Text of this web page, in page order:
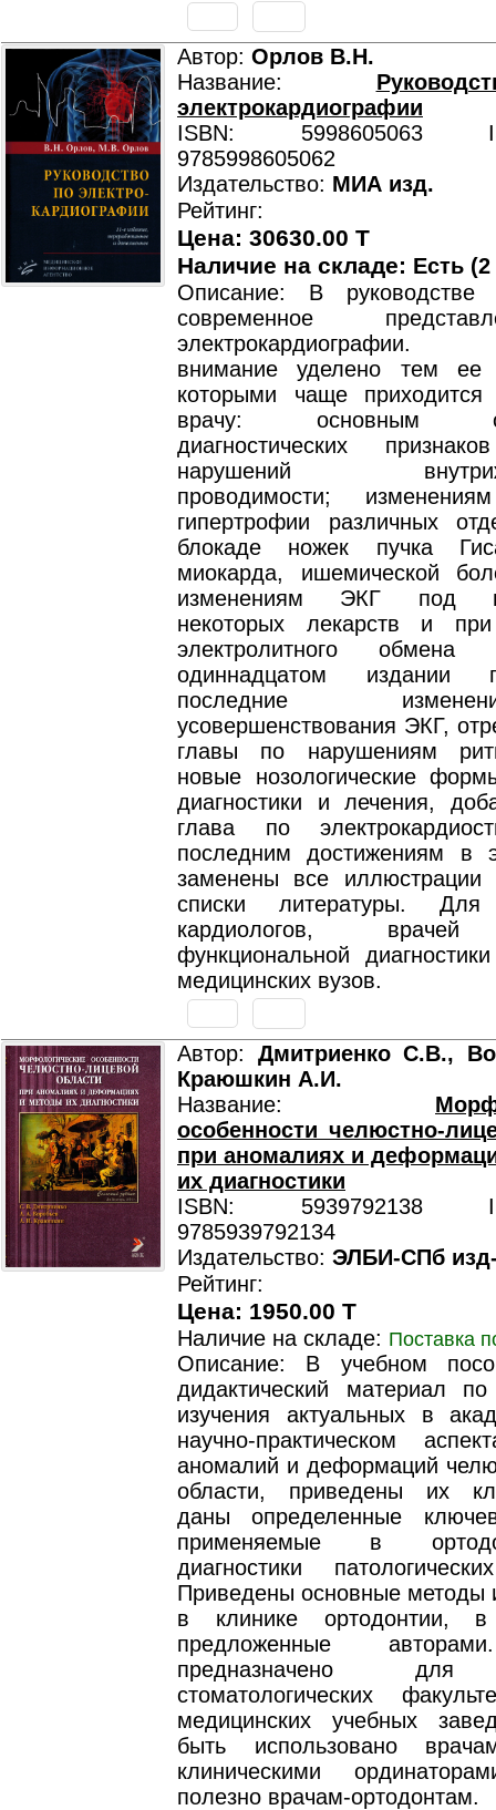
Автор: Орлов В.Н.
Название:
электрокардиографии
ISBN: 5998605063
9785998605062
Издательство: МИА изд.
Рейтинг:
Цена: 30630.00 T
Наличие на складе: Есть
Описание: В руководстве
современное
электрокардиографии.
внимание уделено тем ее
которыми чаще приходится
врачу: основным
диагностических
нарушений
проводимости;
гипертрофии различных
блокаде ножек пучка
миокарда, ишемической
изменениям ЭКГ под
некоторых лекарств и
электролитного
одиннадцатом издании
последние
усовершенствования ЭКГ,
главы по нарушениям
новые нозологические
диагностики и лечения,
глава по
последним достижениям в
заменены все
списки литературы. Для
кардиологов, врачей
функциональной
медицинских вузов.
Автор: Дмитриенко С.В.,
Краюшкин А.И.
Название:
особенности челюстно-
при аномалиях и
их диагностики
ISBN: 5939792138
9785939792134
Издательство: ЭЛБИ-СПб
Рейтинг:
Цена: 1950.00 T
Наличие на складе: Поставка
Описание: В учебном
дидактический материал
изучения актуальных в
научно-практическом
аномалий и деформаций
области, приведены их
даны определенные
применяемые в
диагностики
Приведены основные методы
в клинике ортодонтии,
предложенные
предназначено для
стоматологических
медицинских учебных
быть использовано
клиническими
полезно врачам-ортодонтам.